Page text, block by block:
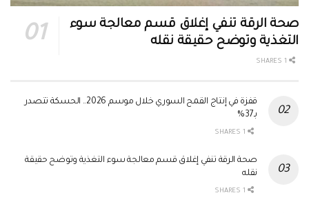
صحة الرقة تنفي إغلاق قسم معالجة سوء
التغذية وتوضح حقيقة نقله
قفزة في إنتاج القمح السوري خلال موسم 2026.. الحسكة تتصدر
بـ37%
صحة الرقة تنفي إغلاق قسم معالجة سوء التغذية وتوضح حقيقة
نقله